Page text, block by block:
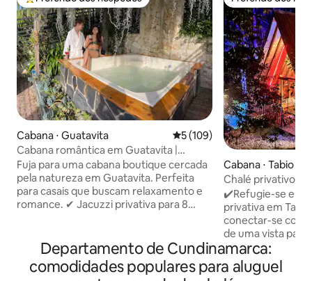
Entre os melhores preferidos dos hóspedes
Cabana ⋅ Guatavita 5 de uma avaliação média de
5 (109)
Cabana romântica em Guatavita |
Jacuzzi e lareira
Fuja para uma cabana boutique cercada
pela natureza em Guatavita. Perfeita
para casais que buscam relaxamento e
romance. ✔ Jacuzzi privativa para 8
preparado ao vivo ✔ Lareira
interna/externa com lenha incluída ✔
Wi-Fi 5G + Smart TV de 65" (Netflix, HBO,
Preferido dos
Cabana ⋅ Tabio
Chalé privativo
TV, Wi-Fi,
✔️Refugie-se em
privativa em
conectar-se com
de uma vista
🏠Perfeito para
ou viajantes de
aconchegante
Departamento de Cundinamarca:
comodidades populares para aluguel